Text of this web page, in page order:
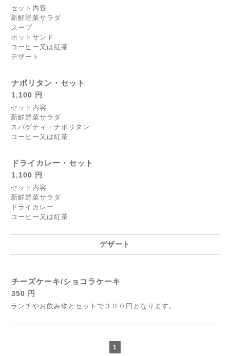
セット内容
新鮮野菜サラダ
スープ
ホットサンド
コーヒー又は紅茶
デザート
ナポリタン・セット
1,100 円
セット内容
新鮮野菜サラダ
スパゲティ・ナポリタン
コーヒー又は紅茶
ドライカレー・セット
1,100 円
セット内容
新鮮野菜サラダ
ドライカレー
コーヒー又は紅茶
デザート
チーズケーキ/ショコラケーキ
350 円
ランチやお飲み物とセットで３００円となります。
1